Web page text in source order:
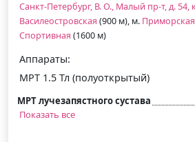
Санкт-Петербург, В. О., Малый пр-т, д. 54,
Василеостровская (900 м), м. Приморская
Спортивная (1600 м)
Аппараты:
МРТ 1.5 Тл (полуоткрытый)
МРТ лучезапястного сустава
Показать все